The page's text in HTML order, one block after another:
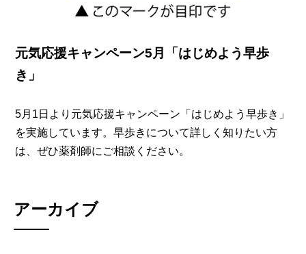
元気応援キャンペーン5月「はじめよう早歩
き」
5月1日より元気応援キャンペーン「はじめよう早歩き」
を実施しています。早歩きについて詳しく知りたい方
は、ぜひ薬剤師にご相談ください。
アーカイブ